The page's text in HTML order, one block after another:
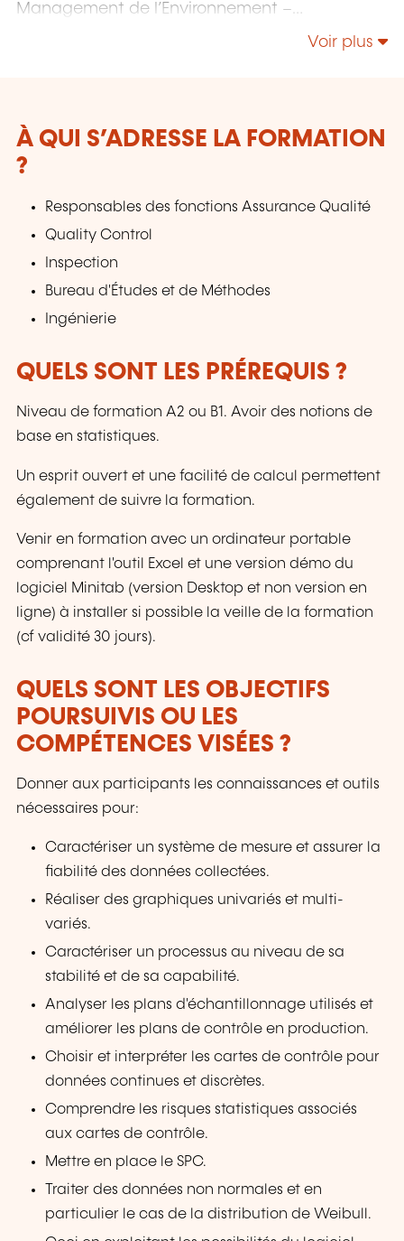
Management de l’Environnement –
Management de la Sécurité et de la Sûreté;
Voir plus
À QUI S’ADRESSE LA FORMATION
?
Responsables des fonctions Assurance Qualité
Quality Control
Inspection
Bureau d'Études et de Méthodes
Ingénierie
QUELS SONT LES PRÉREQUIS ?
Niveau de formation A2 ou B1. Avoir des notions de
base en statistiques.
Un esprit ouvert et une facilité de calcul permettent
également de suivre la formation.
Venir en formation avec un ordinateur portable
comprenant l'outil Excel et une version démo du
logiciel Minitab (version Desktop et non version en
ligne) à installer si possible la veille de la formation
(cf validité 30 jours).
QUELS SONT LES OBJECTIFS
POURSUIVIS OU LES
COMPÉTENCES VISÉES ?
Donner aux participants les connaissances et outils
nécessaires pour:
Caractériser un système de mesure et assurer la
fiabilité des données collectées.
Réaliser des graphiques univariés et multi-
variés.
Caractériser un processus au niveau de sa
stabilité et de sa capabilité.
Analyser les plans d'échantillonnage utilisés et
améliorer les plans de contrôle en production.
Choisir et interpréter les cartes de contrôle pour
données continues et discrètes.
Comprendre les risques statistiques associés
aux cartes de contrôle.
Mettre en place le SPC.
Traiter des données non normales et en
particulier le cas de la distribution de Weibull.